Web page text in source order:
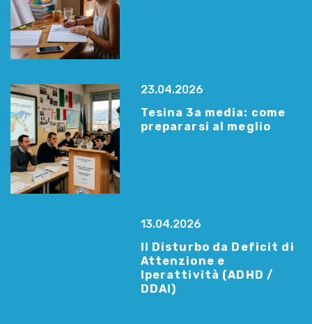
23.04.2026
Tesina 3a media: come
prepararsi al meglio
13.04.2026
Il Disturbo da Deficit di
Attenzione e
Iperattività (ADHD /
DDAI)